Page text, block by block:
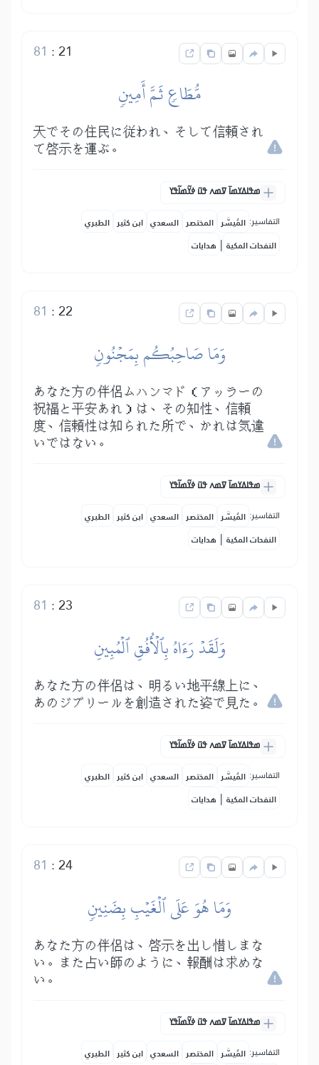
21
:
81
مُّطَاعٖ ثَمَّ أَمِينٖ
天でその住民に従われ、そして信頼され
て啓示を運ぶ。
ߘߟߊߡߌߘߊ߫ ߜߘߍ ߟߎ߫ ߦߌ߬ߘߊ߬ߟߌ
التفاسير: المُيسَّر المختصر السعدي ابن كثير الطبري
النفحات المكية | هدايات
22
:
81
وَمَا صَاحِبُكُم بِمَجۡنُونٖ
あなた方の伴侶ムハンマド（アッラーの
祝福と平安あれ）は、その知性、信頼
度、信頼性は知られた所で、かれは気違
いではない。
ߘߟߊߡߌߘߊ߫ ߜߘߍ ߟߎ߫ ߦߌ߬ߘߊ߬ߟߌ
التفاسير: المُيسَّر المختصر السعدي ابن كثير الطبري
النفحات المكية | هدايات
23
:
81
وَلَقَدۡ رَءَاهُ بِٱلۡأُفُقِ ٱلۡمُبِينِ
あなた方の伴侶は、明るい地平線上に、
あのジブリールを創造された姿で見た。
ߘߟߊߡߌߘߊ߫ ߜߘߍ ߟߎ߫ ߦߌ߬ߘߊ߬ߟߌ
التفاسير: المُيسَّر المختصر السعدي ابن كثير الطبري
النفحات المكية | هدايات
24
:
81
وَمَا هُوَ عَلَى ٱلۡغَيۡبِ بِضَنِينٖ
あなた方の伴侶は、啓示を出し惜しまな
い。また占い師のように、報酬は求めな
い。
ߘߟߊߡߌߘߊ߫ ߜߘߍ ߟߎ߫ ߦߌ߬ߘߊ߬ߟߌ
التفاسير: المُيسَّر المختصر السعدي ابن كثير الطبري